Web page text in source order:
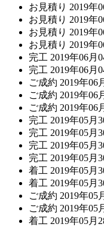
お見積り 2019年
お見積り 2019年
お見積り 2019年
お見積り 2019年
完工 2019年06月
完工 2019年06月
ご成約 2019年06
ご成約 2019年06
ご成約 2019年06
完工 2019年05月
完工 2019年05月
完工 2019年05月
完工 2019年05月
着工 2019年05月
着工 2019年05月
ご成約 2019年05
ご成約 2019年05
着工 2019年05月